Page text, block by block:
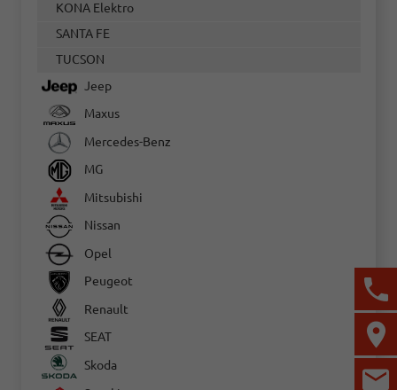
KONA Elektro
SANTA FE
TUCSON
Jeep
Maxus
Mercedes-Benz
MG
Mitsubishi
Nissan
Opel
Peugeot
Renault
SEAT
Skoda